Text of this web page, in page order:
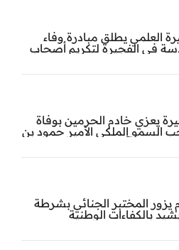
العلمي يطلق مبادرة وفاء
في الفجيرة لتكريم أصحاب
يعزي خادم الحرمين بوفاة
السمو الملكي الأمير حمود بن
يزور المختبر الجنائي بشرطة
بالكفاءات الوطنية